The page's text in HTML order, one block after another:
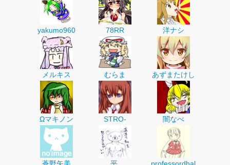
yakumo960 78RR 洋ナシ
メルキス むらま あずまたけし
Ωマキノン STRO- 闇なべ